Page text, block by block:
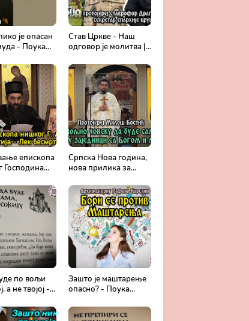
је опасан
- Поука
Карелина
Став Цркве - Наш
одговор је молитва |
крушевачке, отац
Драги Вешковац
епископа
Господина
лек
-
и
Српска Нова година,
нова прилика за
са Живим Богом -
Протојереј Милош
Костић
по вољи
а не твојој -
Зашто је маштарење
опасно? - Поука
Рафаила Карелина